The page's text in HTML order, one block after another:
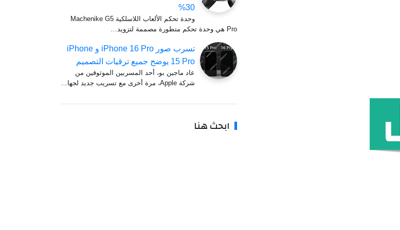
30%
وحدة تحكم الألعاب اللاسلكية Machenike G5
Pro هي وحدة تحكم متطورة مصممة لتزويد…
تسرب صور iPhone 16 Pro و iPhone
15 Pro يوضح جميع ترقيات التصميم
عاد ماجين بو، أحد المسربين الموثوقين من
شركة Apple، مرة أخرى مع تسريب جديد لجها…
ابحث هنا